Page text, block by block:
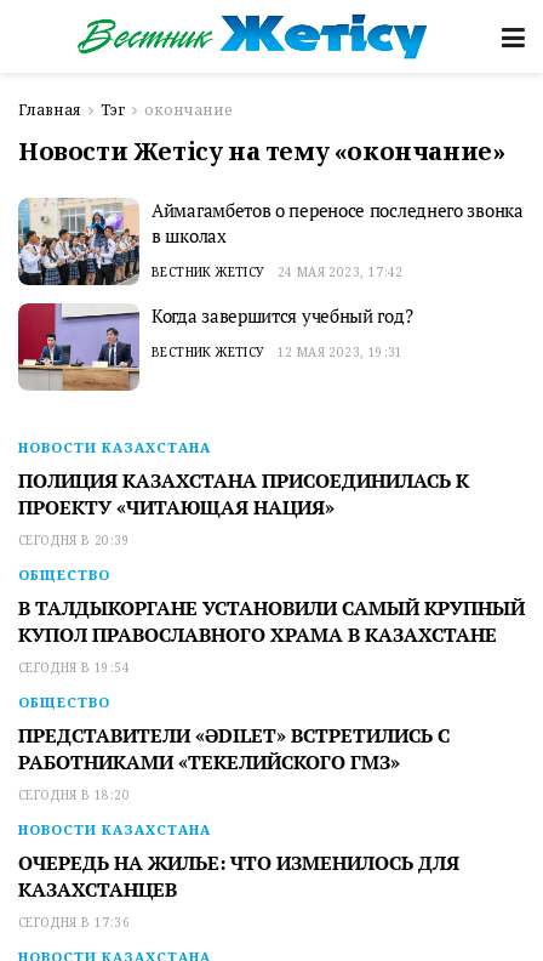
Главная Тэг окончание
Новости Жетісу на тему «окончание»
Аймагамбетов о переносе последнего звонка
в школах
ВЕСТНИК ЖЕТІСУ 24 МАЯ 2023, 17:42
Когда завершится учебный год?
ВЕСТНИК ЖЕТІСУ 12 МАЯ 2023, 19:31
НОВОСТИ КАЗАХСТАНА
ПОЛИЦИЯ КАЗАХСТАНА ПРИСОЕДИНИЛАСЬ К
ПРОЕКТУ «ЧИТАЮЩАЯ НАЦИЯ»
СЕГОДНЯ В 20:39
ОБЩЕСТВО
В ТАЛДЫКОРГАНЕ УСТАНОВИЛИ САМЫЙ КРУПНЫЙ
КУПОЛ ПРАВОСЛАВНОГО ХРАМА В КАЗАХСТАНЕ
СЕГОДНЯ В 19:54
ОБЩЕСТВО
ПРЕДСТАВИТЕЛИ «ӘDILET» ВСТРЕТИЛИСЬ С
РАБОТНИКАМИ «ТЕКЕЛИЙСКОГО ГМЗ»
СЕГОДНЯ В 18:20
НОВОСТИ КАЗАХСТАНА
ОЧЕРЕДЬ НА ЖИЛЬЕ: ЧТО ИЗМЕНИЛОСЬ ДЛЯ
КАЗАХСТАНЦЕВ
СЕГОДНЯ В 17:36
НОВОСТИ КАЗАХСТАНА